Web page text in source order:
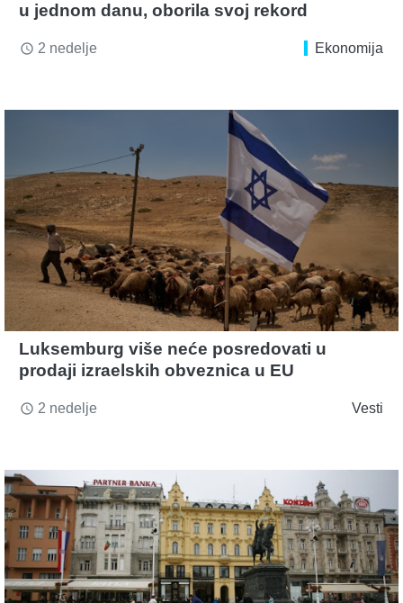
u jednom danu, oborila svoj rekord
access_time 2 nedelje Ekonomija
Luksemburg više neće posredovati u
prodaji izraelskih obveznica u EU
access_time 2 nedelje Vesti